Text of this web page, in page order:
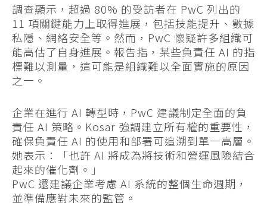
調查顯示，超過 80% 的受訪者在 PwC 列出的
11 項關鍵能力上取得進展，包括技能提升、數據
私隱、網絡安全等。然而，PwC 懷疑許多組織可
能高估了自身進展。報告指，某些負責任 AI 的指
標難以測量，這可能是組織難以全面實施的原因
之一。
企業在進行 AI 轉型時，PwC 建議制定全面的負
責任 AI 策略。Kosar 強調建立所有權的重要性，
確保負責任 AI 的使用和部署可追溯到單一高層。
她表示：「也許 AI 將成為將技術和營運風險結合
起來的催化劑。」
PwC 還建議企業考慮 AI 系統的整個生命週期，
並準備應對未來的監管。